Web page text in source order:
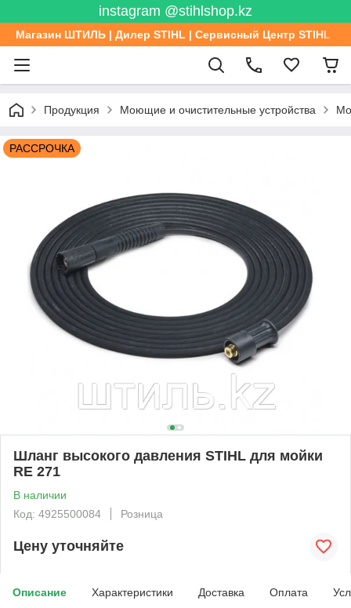
instagram @stihlshop.kz
Магазин ШТИЛЬ | Дилер STIHL | Сервисный Центр STIHL
Продукция Моющие и очистительные устройства
РАССРОЧКА
Шланг высокого давления STIHL для мойки
RE 271
В наличии
Код: 4925500084
Розница
Цену уточняйте
Описание Характеристики Доставка Оплата